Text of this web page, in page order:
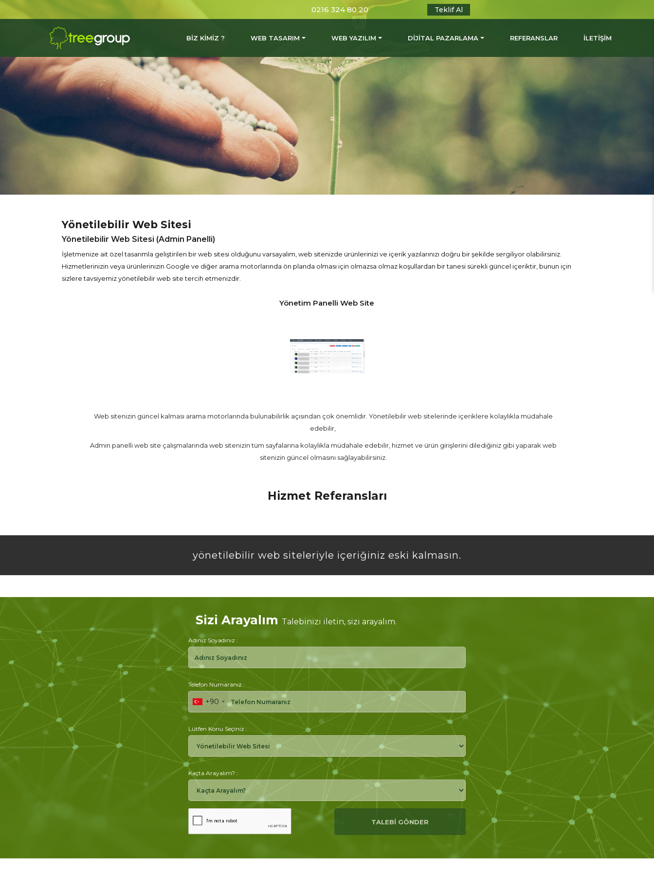
0216 324 80 20 Teklif Al
BİZ KİMİZ ? WEB TASARIM WEB YAZILIM DİJİTAL PAZARLAMA REFERANSLAR İLETİŞİM
Yönetilebilir Web Sitesi
Yönetilebilir Web Sitesi (Admin Panelli)
İşletmenize ait özel tasarımla geliştirilen bir web sitesi olduğunu varsayalım, web sitenizde ürünlerinizi ve içerik yazılarınızı doğru bir şekilde sergiliyor olabilirsiniz.
Hizmetlerinizin veya ürünlerinizin Google ve diğer arama motorlarında ön planda olması için olmazsa olmaz koşullardan bir tanesi sürekli güncel içeriktir, bunun için
sizlere tavsiyemiz yönetilebilir web site tercih etmenizdir.
Yönetim Panelli Web Site
Web sitenizin güncel kalması arama motorlarında bulunabilirlik açısından çok önemlidir. Yönetilebilir web sitelerinde içeriklere kolaylıkla müdahale
edebilir,
Admin panelli web site çalışmalarında web sitenizin tüm sayfalarına kolaylıkla müdahale edebilir, hizmet ve ürün girişlerini dilediğiniz gibi yaparak web
sitenizin güncel olmasını sağlayabilirsiniz.
Hizmet Referansları
yönetilebilir web siteleriyle içeriğiniz eski kalmasın.
Sizi Arayalım Talebinizi iletin, sizi arayalım.
Adınız Soyadınız :
Telefon Numaranız :
+90
Lütfen Konu Seçiniz :
Kaçta Arayalım? :